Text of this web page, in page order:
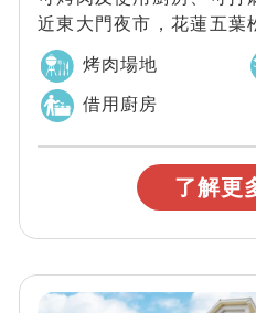
近東大門夜市，花蓮五葉
濟高級社區內，以獨棟雙
烤肉場地
借用廚房
了解更